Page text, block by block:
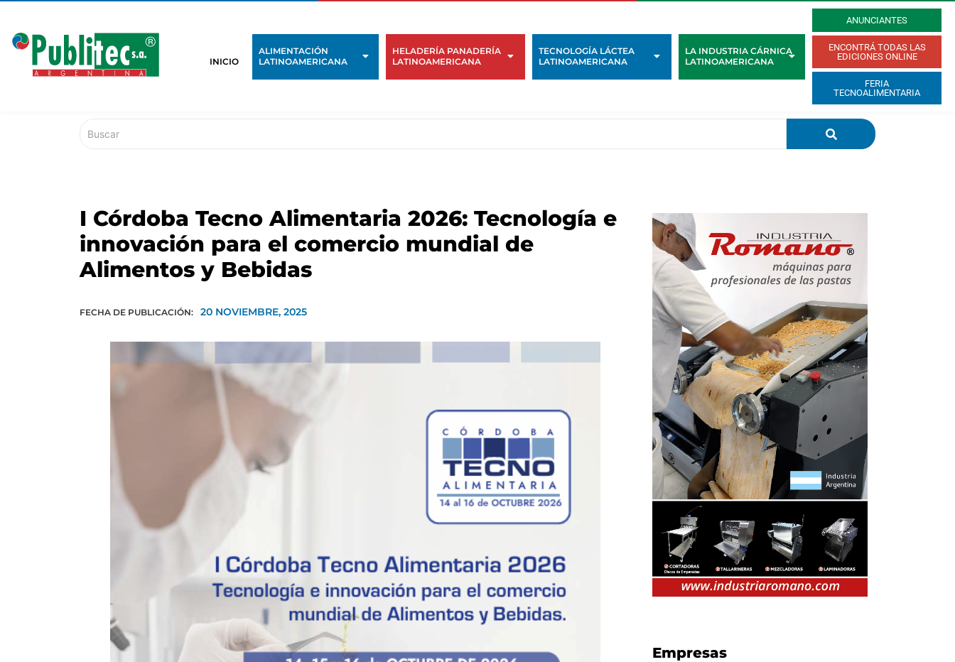
INICIO
ALIMENTACIÓN
LATINOAMERICANA
HELADERÍA PANADERÍA
LATINOAMERICANA
TECNOLOGÍA LÁCTEA
LATINOAMERICANA
LA INDUSTRIA CÁRNICA
LATINOAMERICANA
ANUNCIANTES
ENCONTRÁ TODAS LAS
EDICIONES ONLINE
FERIA
TECNOALIMENTARIA
I Córdoba Tecno Alimentaria 2026: Tecnología e
innovación para el comercio mundial de
Alimentos y Bebidas
FECHA DE PUBLICACIÓN: 20 NOVIEMBRE, 2025
Empresas